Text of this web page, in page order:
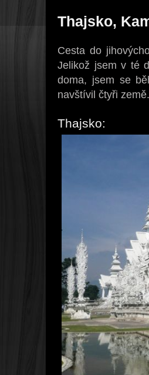
Thajsko,
Cesta do
Jelikož jsem v té
doma, jsem se
navštívil čtyři země.
Thajsko: